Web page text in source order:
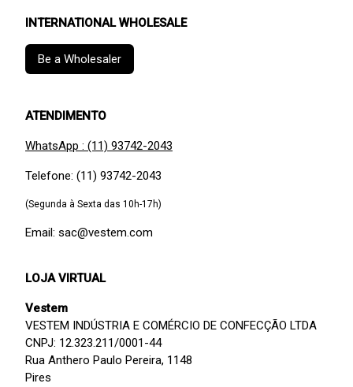
INTERNATIONAL WHOLESALE
Be a Wholesaler
ATENDIMENTO
WhatsApp : (11) 93742-2043
Telefone: (11) 93742-2043
(Segunda à Sexta das 10h-17h)
Email: sac@vestem.com
LOJA VIRTUAL
Vestem
VESTEM INDÚSTRIA E COMÉRCIO DE CONFECÇÃO LTDA
CNPJ: 12.323.211/0001-44
Rua Anthero Paulo Pereira, 1148
Pires